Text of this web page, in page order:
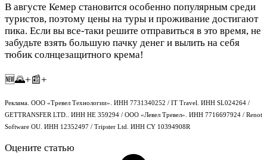
В августе Кемер становится особенно популярным среди
туристов, поэтому цены на туры и проживание достигают
пика. Если вы все-таки решите отправиться в это время, не
забудьте взять большую пачку денег и вылить на себя
тюбик солнцезащитного крема!
🆕🌄+📰+
Реклама. ООО «Тревел Технологии». ИНН 7731340252 / IT Travel. ИНН SL024264 /
GETTRANSFER LTD.. ИНН HE 359294 / ООО «Левел Тревел». ИНН 7716697924 / Renot
Software OU. ИНН 12352497 / Tripster Ltd. ИНН CY 10394908R
Оцените статью